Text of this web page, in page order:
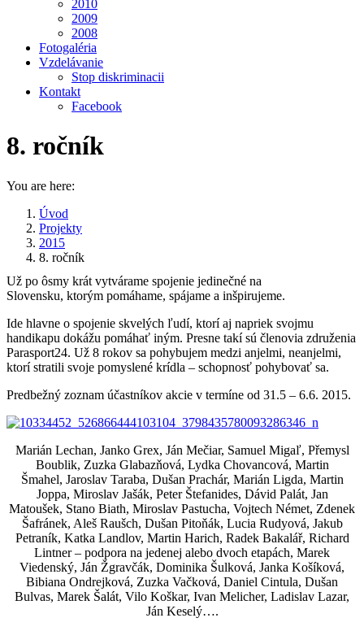
2010
2009
2008
Fotogaléria
Vzdelávanie
Stop diskriminacii
Kontakt
Facebook
8. ročník
You are here:
Úvod
Projekty
2015
8. ročník
Už po ôsmy krát vytvárame spojenie jedinečné na
Slovensku, ktorým pomáhame, spájame a inšpirujeme.
Ide hlavne o spojenie skvelých ľudí, ktorí aj napriek svojmu
handikapu dokážu pomáhať iným. Presne takí sú členovia združenia
Parasport24. Už 8 rokov sa pohybujem medzi anjelmi, neanjelmi,
ktorí stratili svoje pomyslené krídla – schopnosť pohybovať sa.
Predbežný zoznam účastníkov akcie v termíne od 31.5 – 6.6. 2015.
Marián Lechan, Janko Grex, Ján Mečiar, Samuel Migaľ, Přemysl
Boublik, Zuzka Glabazňová, Lydka Chovancová, Martin
Šmahel, Jaroslav Taraba, Dušan Prachár, Marián Ligda, Martin
Joppa, Miroslav Jašák, Peter Štefanides, Dávid Palát, Jan
Matoušek, Stano Biath, Miroslav Pastucha, Vojtech Német, Zdenek
Šafránek, Aleš Raušch, Dušan Pitoňák, Lucia Rudyová, Jakub
Petraník, Katka Landlov, Martin Harich, Radek Bakalář, Richard
Lintner – podpora na jedenej alebo dvoch etapách, Marek
Viedenský, Ján Žgravčák, Dominika Šulková, Janka Košíková,
Bibiana Ondrejková, Zuzka Vačková, Daniel Cintula, Dušan
Bulvas, Marek Šalát, Vilo Koškar, Ivan Melicher, Ladislav Lazar,
Ján Keselý….